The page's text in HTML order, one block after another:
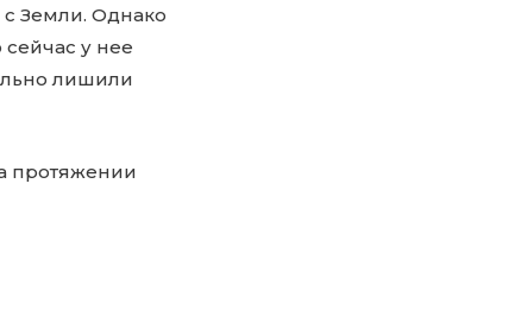
с Земли. Однако
у нее
лишили
протяжении